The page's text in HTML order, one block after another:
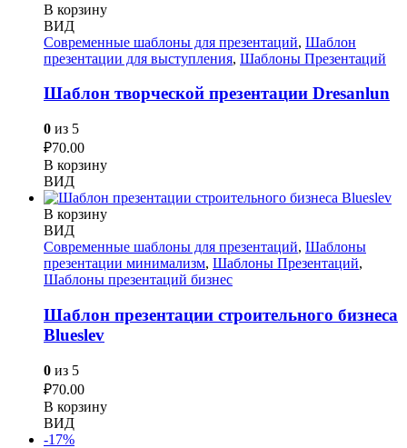
В корзину
ВИД
Современные шаблоны для презентаций, Шаблон
презентации для выступления, Шаблоны Презентаций
Шаблон творческой презентации Dresanlun
0 из 5
₽70.00
В корзину
ВИД
В корзину
ВИД
Современные шаблоны для презентаций, Шаблоны
презентации минимализм, Шаблоны Презентаций,
Шаблоны презентаций бизнес
Шаблон презентации строительного бизнеса
Blueslev
0 из 5
₽70.00
В корзину
ВИД
-17%